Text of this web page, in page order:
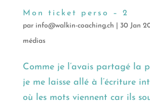
Mon ticket perso – 2
par info@walkin-coaching.ch 30 Jan
médias
Comme je l’avais partagé la
je me laisse allé à l’écriture
où les mots viennent car ils